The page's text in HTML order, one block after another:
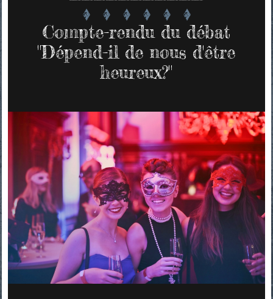
Compte-rendu du débat
"Dépend-il de nous d'être
heureux?"